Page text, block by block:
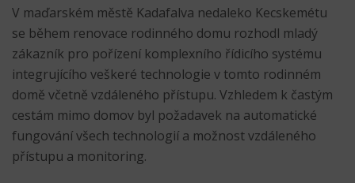
V maďarském městě Kadafalva nedaleko Kecskemétu
se během renovace rodinného domu rozhodl mladý
zákazník pro pořízení komplexního řídicího systému
integrujícího veškeré technologie v tomto rodinném
domě včetně vzdáleného přístupu. Vzhledem k častým
cestám mimo domov byl požadavek na automatické
fungování všech technologií a možnost vzdáleného
přístupu a monitoring.